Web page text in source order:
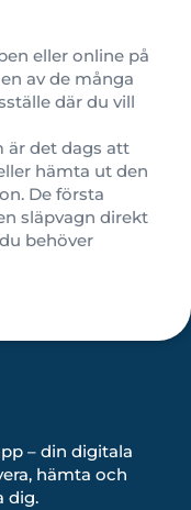
eller online på
av de många
där du vill
är det dags att
hämta ut den
De första
släpvagn direkt
behöver
– din digitala
hämta och
dig.